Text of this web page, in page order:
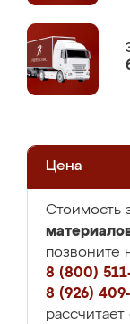
Цена
Стоимость
позвоните
8 (800)
8 (926)
рассчитает